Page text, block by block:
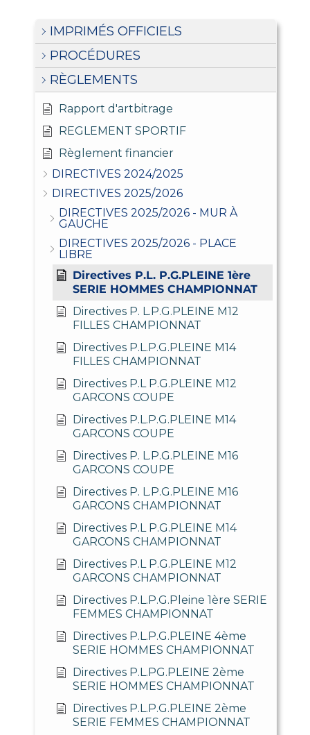
IMPRIMÉS OFFICIELS
PROCÉDURES
RÈGLEMENTS
Rapport d'artbitrage
REGLEMENT SPORTIF
Règlement financier
DIRECTIVES 2024/2025
DIRECTIVES 2025/2026
DIRECTIVES 2025/2026 - MUR À
GAUCHE
DIRECTIVES 2025/2026 - PLACE
LIBRE
Directives P.L. P.G.PLEINE 1ère
SERIE HOMMES CHAMPIONNAT
Directives P. L.P.G.PLEINE M12
FILLES CHAMPIONNAT
Directives P.L.P.G.PLEINE M14
FILLES CHAMPIONNAT
Directives P.L P.G.PLEINE M12
GARCONS COUPE
Directives P.L.P.G.PLEINE M14
GARCONS COUPE
Directives P. L.P.G.PLEINE M16
GARCONS COUPE
Directives P. L.P.G.PLEINE M16
GARCONS CHAMPIONNAT
Directives P.L P.G.PLEINE M14
GARCONS CHAMPIONNAT
Directives P.L P.G.PLEINE M12
GARCONS CHAMPIONNAT
Directives P.L.P.G.Pleine 1ère SERIE
FEMMES CHAMPIONNAT
Directives P.L.P.G.PLEINE 4ème
SERIE HOMMES CHAMPIONNAT
Directives P.L.PG.PLEINE 2ème
SERIE HOMMES CHAMPIONNAT
Directives P.L.P.G.PLEINE 2ème
SERIE FEMMES CHAMPIONNAT